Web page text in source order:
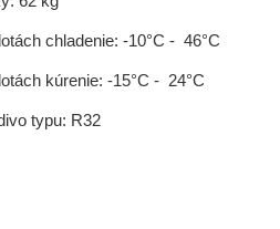
chladenie: -10°C - 46°C
kúrenie: -15°C - 24°C
typu: R32